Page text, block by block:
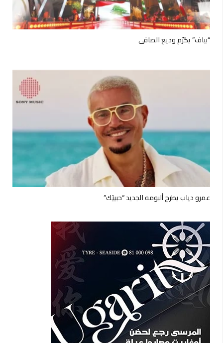
“بياف” يكرّم وديع الصافي
عمرو دياب يطرح ألبومه الجديد “حبيتِك”